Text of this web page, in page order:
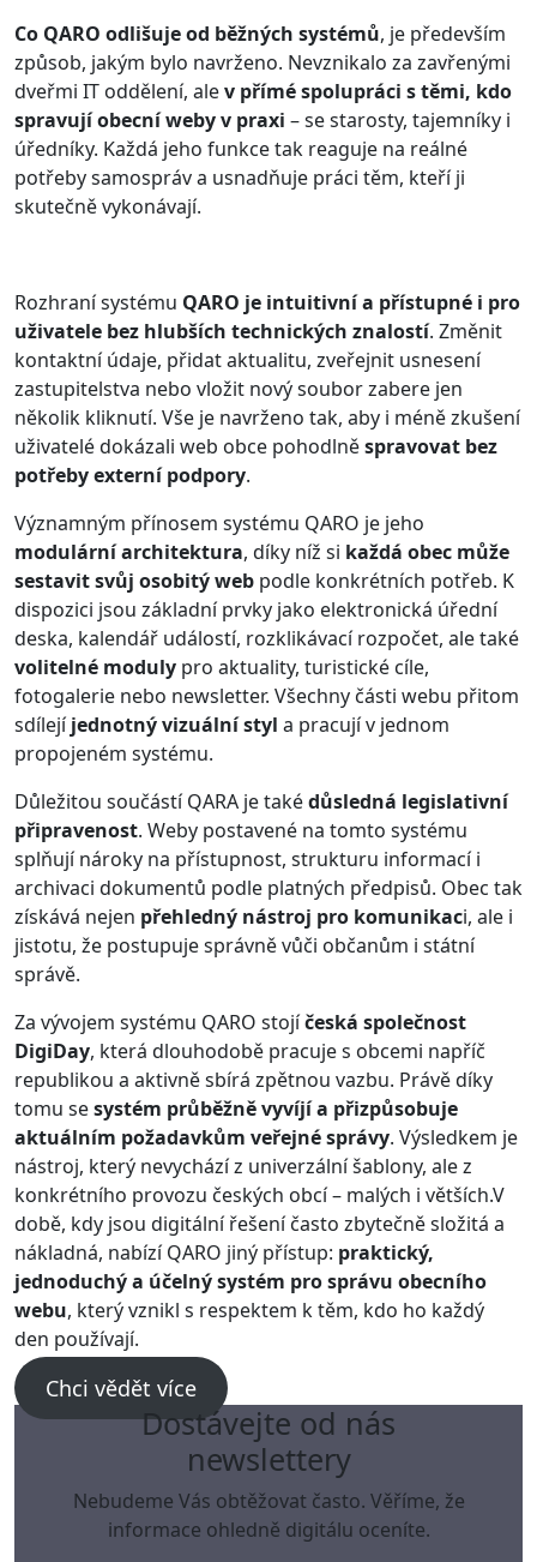
Co QARO odlišuje od běžných systémů, je především
způsob, jakým bylo navrženo. Nevznikalo za zavřenými
dveřmi IT oddělení, alev přímé spolupráci s těmi, kdo
spravují obecní weby v praxi – se starosty, tajemníky i
úředníky. Každá jeho funkce tak reaguje na reálné
potřeby samospráv a usnadňuje práci těm, kteří ji
skutečně vykonávají.
Rozhraní systému QARO je intuitivní a přístupné i pro
uživatele bez hlubších technických znalostí. Změnit
kontaktní údaje, přidat aktualitu, zveřejnit usnesení
zastupitelstva nebo vložit nový soubor zabere jen
několik kliknutí. Vše je navrženo tak, aby i méně zkušení
uživatelé dokázali web obce pohodlněspravovat bez
potřeby externí podpory.
Významným přínosem systému QARO je jeho
modulární architektura, díky níž si každá obec může
sestavit svůj osobitý web podle konkrétních potřeb. K
dispozici jsou základní prvky jako elektronická úřední
deska, kalendář událostí, rozklikávací rozpočet, ale také
volitelné moduly pro aktuality, turistické cíle,
fotogalerie nebo newsletter. Všechny části webu přitom
sdílejíjednotný vizuální styl a pracují v jednom
propojeném systému.
Důležitou součástí QARA je takédůsledná legislativní
připravenost. Weby postavené na tomto systému
splňují nároky na přístupnost, strukturu informací i
archivaci dokumentů podle platných předpisů. Obec tak
získává nejen přehledný nástroj pro komunikaci, ale i
jistotu, že postupuje správně vůči občanům i státní
správě.
Za vývojem systému QARO stojíčeská společnost
DigiDay, která dlouhodobě pracuje s obcemi napříč
republikou a aktivně sbírá zpětnou vazbu. Právě díky
tomu sesystém průběžně vyvíjí a přizpůsobuje
aktuálním požadavkům veřejné správy. Výsledkem je
nástroj, který nevychází z univerzální šablony, ale z
konkrétního provozu českých obcí – malých i větších.V
době, kdy jsou digitální řešení často zbytečně složitá a
nákladná, nabízí QARO jiný přístup: praktický,
jednoduchý a účelný systém pro správu obecního
webu, který vznikl s respektem k těm, kdo ho každý
den používají.
Chci vědět více
Dostávejte od nás
newslettery
Nebudeme Vás obtěžovat často. Věříme, že
informace ohledně digitálu oceníte.